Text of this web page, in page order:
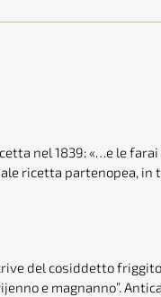
nel 1839: «…e le
ricetta partenopea,
del cosiddetto
e magnanno”.